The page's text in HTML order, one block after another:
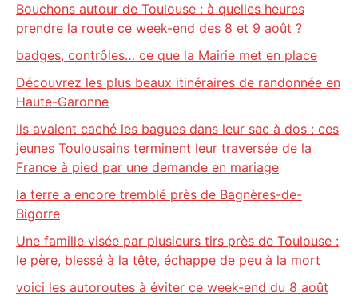
Bouchons autour de Toulouse : à quelles heures
prendre la route ce week-end des 8 et 9 août ?
badges, contrôles… ce que la Mairie met en place
Découvrez les plus beaux itinéraires de randonnée en
Haute-Garonne
Ils avaient caché les bagues dans leur sac à dos : ces
jeunes Toulousains terminent leur traversée de la
France à pied par une demande en mariage
la terre a encore tremblé près de Bagnères-de-
Bigorre
Une famille visée par plusieurs tirs près de Toulouse :
le père, blessé à la tête, échappe de peu à la mort
voici les autoroutes à éviter ce week-end du 8 août